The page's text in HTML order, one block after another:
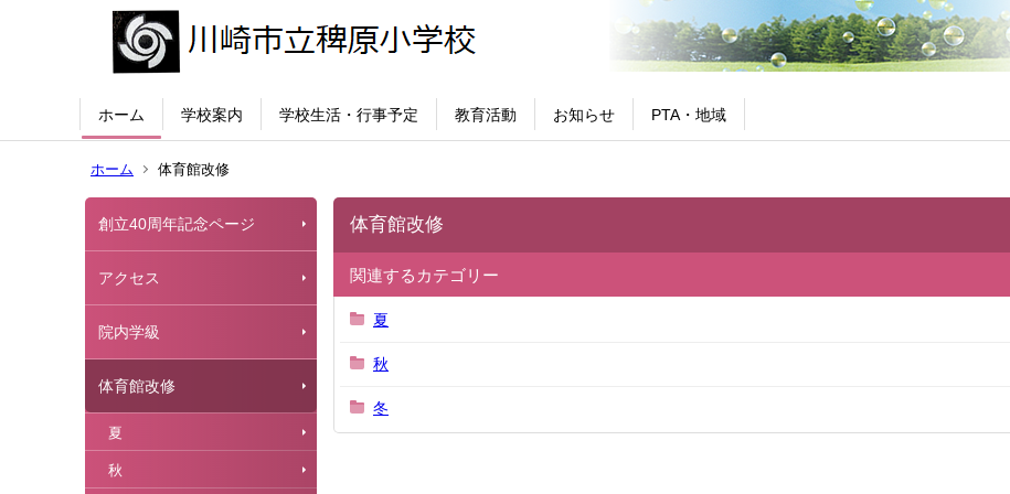
ホーム 学校案内 学校生活・行事予定 教育活動 お知らせ PTA・地域
ホーム 体育館改修
創立40周年記念ページ
アクセス
院内学級
体育館改修
夏
秋
体育館改修
関連するカテゴリー
夏
秋
冬